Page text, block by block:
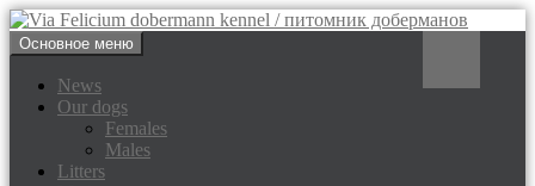
Via Felicium dobermann
kennel / питомник доберманов
Основное меню
к
News
Our dogs
Females
Males
Litters